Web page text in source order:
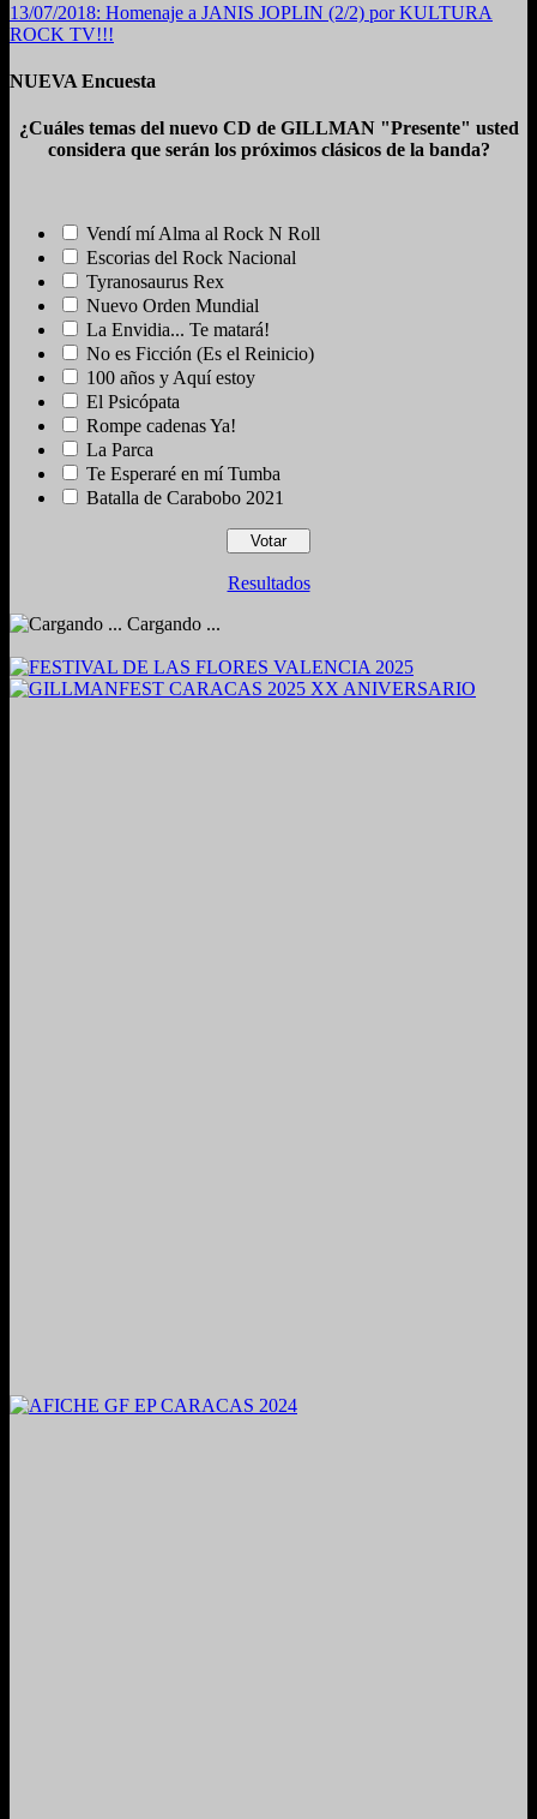
13/07/2018: Homenaje a JANIS JOPLIN (2/2) por KULTURA
ROCK TV!!!
NUEVA Encuesta
¿Cuáles temas del nuevo CD de GILLMAN "Presente" usted
considera que serán los próximos clásicos de la banda?
Vendí mí Alma al Rock N Roll
Escorias del Rock Nacional
Tyranosaurus Rex
Nuevo Orden Mundial
La Envidia... Te matará!
No es Ficción (Es el Reinicio)
100 años y Aquí estoy
El Psicópata
Rompe cadenas Ya!
La Parca
Te Esperaré en mí Tumba
Batalla de Carabobo 2021
Resultados
Cargando ...